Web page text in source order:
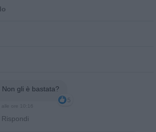
Non gli è bastata?
5
ore 10:16
Rispondi